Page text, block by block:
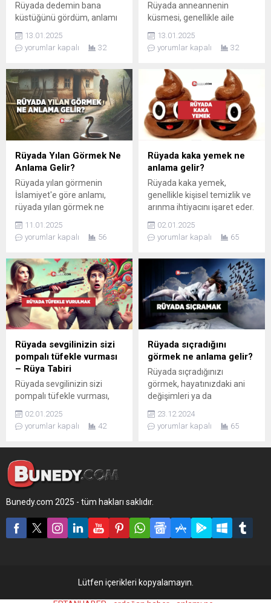
Rüyada dedemin bana
küstüğünü gördüm, anlamı
nedir diye soruyorsanız,
rüyamda dedem bana küstü
anlamı ne psikolojik ve dini.
13.01.2025
yorumlar kapalı
32
Rüyada anneannenin
küsmesi, genellikle aile
ilişkileri ve bireyin vicdanıyla
ilgili önemli mesajlar taşır.
Ananem rüyamda bana
13.01.2025
yorumlar kapalı
32
Rüyada Yılan Görmek Ne
Anlama Gelir?
Rüyada yılan görmenin
İslamiyet'e göre anlamı,
rüyada yılan görmek ne
düşmanlarına karşı zafer
kazanması.
11.01.2025
yorumlar kapalı
56
Rüyada kaka yemek ne
anlama gelir?
Rüyada kaka yemek,
genellikle kişisel temizlik ve
arınma ihtiyacını işaret eder.
kayıplar, sağlık sorunları
olacak.
02.01.2025
yorumlar kapalı
65
Rüyada sevgilinizin sizi
pompalı tüfekle vurması
– Rüya Tabiri
Rüyada sevgilinizin sizi
pompalı tüfekle vurması,
duygusal dönüşüm, güven
sorunları veya ilişkiyle ilgili
kırgınlıkların bir yansıması
gereken konulara ışık
tutuyor olabilir.
02.01.2025
yorumlar kapalı
42
Rüyada sıçradığını
görmek ne anlama gelir?
Rüyada sıçradığınızı
görmek, hayatınızdaki ani
değişimleri ya da
bilinçaltınızın verdiği önemli
mesajları anlamak için bir
rehber olabilir.
23.12.2024
yorumlar kapalı
65
Bunedy.com 2025 - tüm hakları saklıdır.
Lütfen içerikleri kopyalamayın.